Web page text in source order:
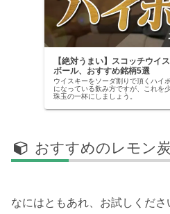
【絶対うまい】スコッチウイ
ボール、おすすめ銘柄5選
ウイスキーをソーダ割りで頂くハイ
になっている飲み方ですが、これを
珠玉の一杯にしましょう。
おすすめのレモン
なにはともあれ、お試しくだ